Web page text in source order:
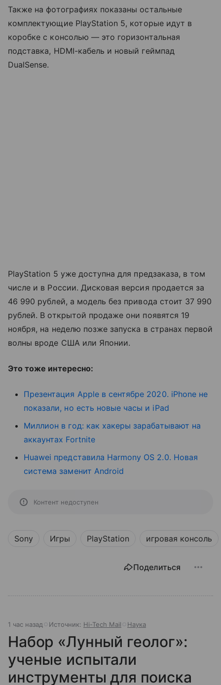
Также на фотографиях показаны остальные
комплектующие PlayStation 5, которые идут в
коробке с консолью — это горизонтальная
подставка, HDMI-кабель и новый геймпад
DualSense.
PlayStation 5 уже доступна для предзаказа, в том
числе и в России. Дисковая версия продается за
46 990 рублей, а модель без привода стоит 37 990
рублей. В открытой продаже они появятся 19
ноября, на неделю позже запуска в странах первой
волны вроде США или Японии.
Это тоже интересно:
Презентация Apple в сентябре 2020. iPhone не
показали, но есть новые часы и iPad
Миллион в год: как хакеры зарабатывают на
аккаунтах Fortnite
Huawei представила Harmony OS 2.0. Новая
система заменит Android
Контент недоступен
Sony Игры PlayStation игровая консоль
Поделиться
1 час назад Источник: Hi-Tech Mail Наука
Набор «Лунный геолог»:
ученые испытали
инструменты для поиска